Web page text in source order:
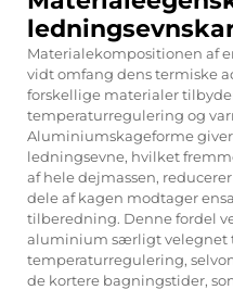
Materialekompositionen af
vidt omfang dens termiske
forskellige materialer
temperaturregulering og
Aluminiumskageforme
ledningsevne, hvilket
af hele dejmassen,
dele af kagen modtager
tilberedning. Denne fordel
aluminium særligt velegnet
temperaturregulering,
de kortere bagningstider,